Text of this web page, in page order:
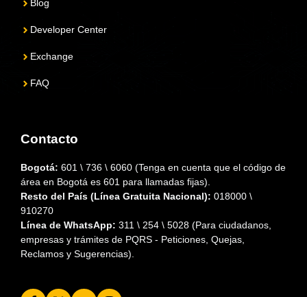
Blog
Developer Center
Exchange
FAQ
Contacto
Bogotá: 601 \ 736 \ 6060 (Tenga en cuenta que el código de
área en Bogotá es 601 para llamadas fijas).
Resto del País (Línea Gratuita Nacional): 018000 \
910270
Línea de WhatsApp: 311 \ 254 \ 5028 (Para ciudadanos,
empresas y trámites de PQRS - Peticiones, Quejas,
Reclamos y Sugerencias).